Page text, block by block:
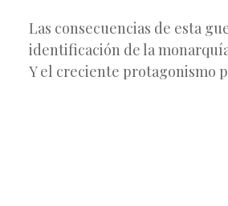
Las consecuencias de esta
identificación de la
Y el creciente protagonismo